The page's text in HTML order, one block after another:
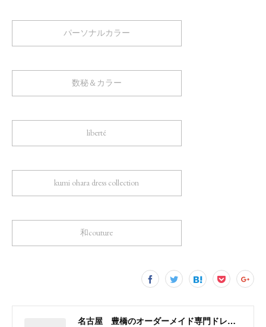
パーソナルカラー
数秘＆カラー
liberté
kumi ohara dress collection
和couture
名古屋 豊橋のオーダーメイド専門ドレスデザイナー KUMI OHARA